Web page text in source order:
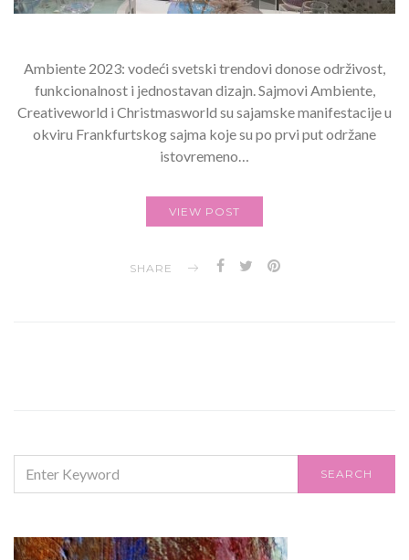
Ambiente 2023: vodeći svetski trendovi donose održivost,
funkcionalnost i jednostavan dizajn. Sajmovi Ambiente,
Creativeworld i Christmasworld su sajamske manifestacije u
okviru Frankfurtskog sajma koje su po prvi put održane
istovremeno…
VIEW POST
SHARE
FOR:
SEARCH